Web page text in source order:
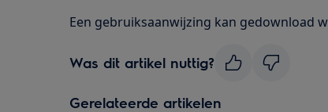
Een gebruiksaanwijzing kan gedownload
Was dit artikel nuttig?
Gerelateerde artikelen